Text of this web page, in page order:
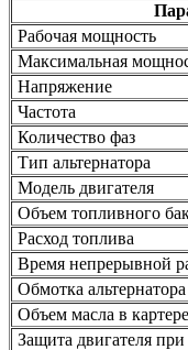
Рабочая мощность
Максимальная
Напряжение
Частота
Количество фаз
Тип альтернатора
Модель двигателя
Объем топливного
Расход топлива
Время непрерывной
Обмотка альтернатора
Объем масла в картере
Защита двигателя